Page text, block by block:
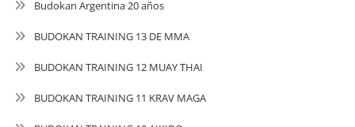
Budokan Argentina 20 años
BUDOKAN TRAINING 13 DE MMA
BUDOKAN TRAINING 12 MUAY THAI
BUDOKAN TRAINING 11 KRAV MAGA